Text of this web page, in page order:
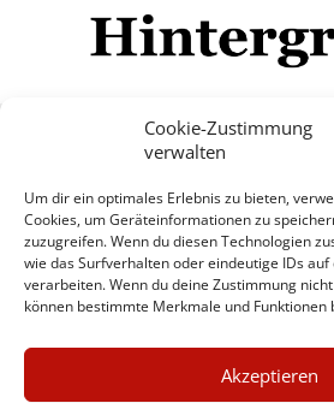
Cookie-Zustimmung
verwalten
Um dir ein optimales Erlebnis zu bieten,
Cookies, um Geräteinformationen zu
zuzugreifen. Wenn du diesen Technologien
wie das Surfverhalten oder eindeutige IDs auf
verarbeiten. Wenn du deine Zustimmung
können bestimmte Merkmale und
Akzeptieren
Mehr
© Copyright
Zum Newsletter jetzt
anmelden
×